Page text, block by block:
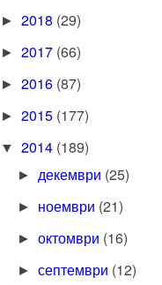
► 2018 (29)
► 2017 (66)
► 2016 (87)
► 2015 (177)
▼ 2014 (189)
► декември (25)
► ноември (21)
►октомври (16)
►септември (12)